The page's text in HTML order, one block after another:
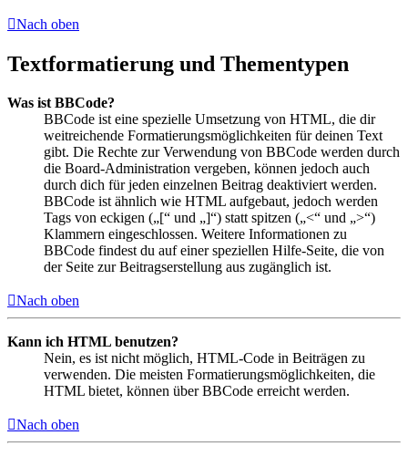
Nach oben
Textformatierung und Thementypen
Was ist BBCode?
BBCode ist eine spezielle Umsetzung von HTML, die dir
weitreichende Formatierungsmöglichkeiten für deinen Text
gibt. Die Rechte zur Verwendung von BBCode werden durch
die Board-Administration vergeben, können jedoch auch
durch dich für jeden einzelnen Beitrag deaktiviert werden.
BBCode ist ähnlich wie HTML aufgebaut, jedoch werden
Tags von eckigen („[“ und „]“) statt spitzen („<“ und „>“)
Klammern eingeschlossen. Weitere Informationen zu
BBCode findest du auf einer speziellen Hilfe-Seite, die von
der Seite zur Beitragserstellung aus zugänglich ist.
Nach oben
Kann ich HTML benutzen?
Nein, es ist nicht möglich, HTML-Code in Beiträgen zu
verwenden. Die meisten Formatierungsmöglichkeiten, die
HTML bietet, können über BBCode erreicht werden.
Nach oben